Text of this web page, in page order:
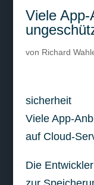
Viele
von Richard
sicherheit
Viele App-
auf Cloud-
Die